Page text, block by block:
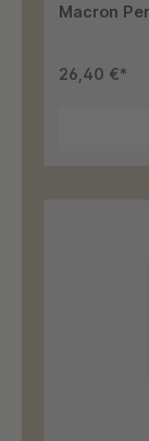
Macron
26,40 €*